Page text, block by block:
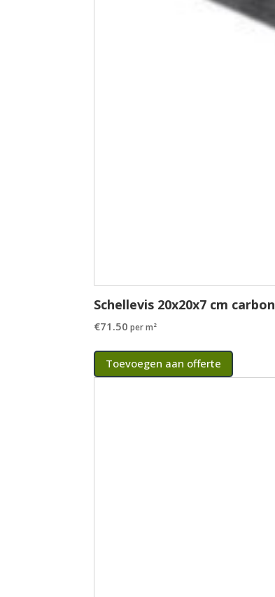
Schellevis 20x20x7 cm carbon
€71.50 per m²
Toevoegen aan offerte